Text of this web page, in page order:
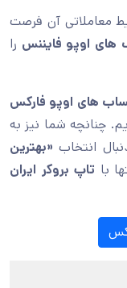
معاملاتی آن فرصت
های اوپو فایننس را
های اوپو فارکس
چنانچه شما نیز به
انتخاب «بهترین
با تاپ بروکر ایران